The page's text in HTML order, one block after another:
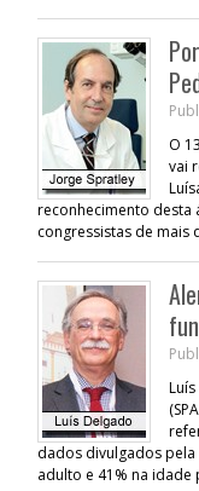
O
vai
reconhecimento desta
congressistas de mais
dados divulgados pela
adulto e 41% na idade